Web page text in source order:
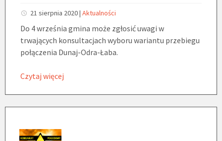
21 sierpnia 2020| Aktualności
Do 4 września gmina może zgłosić uwagi w
trwających konsultacjach wyboru wariantu przebiegu
połączenia Dunaj-Odra-Łaba.
Czytaj więcej